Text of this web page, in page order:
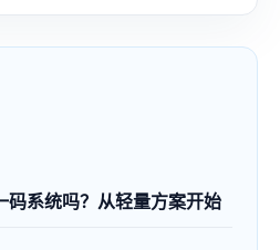
码系统吗？从轻量方案开始